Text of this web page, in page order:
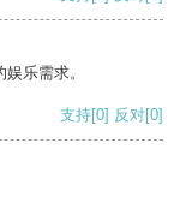
乐需求。
支持[0] 反对[0]